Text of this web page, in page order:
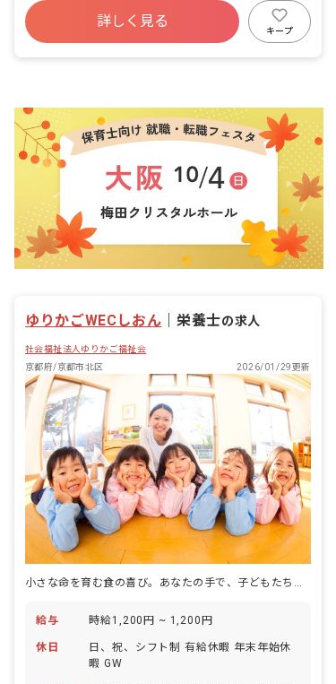
詳しく見る
キープ
ゆりかごWECしおん 栄養士の求人
社会福祉法人ゆりかご福祉会
京都府/京都市北区
2026/01/29更新
小さな命を育む食の喜び。あなたの手で、子どもたちの笑顔を咲かせませんか？
給与 時給1,200円 ~ 1,200円
休日
日、祝、シフト制 有給休暇 年末年始休
暇 GW